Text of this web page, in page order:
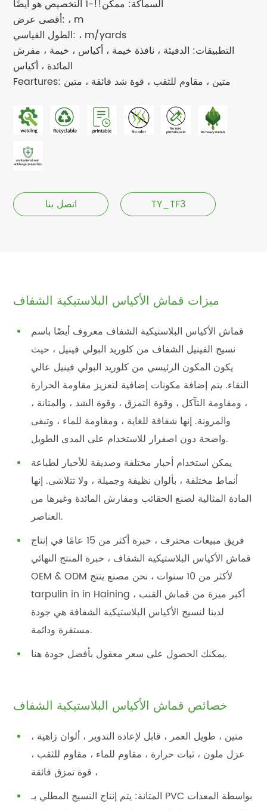
السماكة: ممكن!!-1 التخصيص هو أيضًا
أقصى عرض: ، m
الطول القياسي: ، m/yards
التطبيقات: الدفيئة ، نافذة خيمة ، أكياس ، خيمة ، مفرش
المائدة ، أكياس
Feartures: متين ، مقاوم للثقب ، قوة شد فائقة ، متين
اتصل بنا TY_TF3
ميزات قماش الأكياس البلاستيكية الشفاف
قماش الأكياس البلاستيكية الشفاف معروف أيضًا باسم
نسيج الفينيل الشفاف من كلوريد البولي فينيل ، حيث
يكون المكون الرئيسي من كلوريد البولي فينيل عالي
النقاء. يتم إضافة مكونات إضافية لتعزيز مقاومة الحرارة
، ومقاومة التآكل ، وقوة التمزق ، وقوة الشد ، والمتانة ،
والمرونة. إنها شفافة للغاية ، ومقاومة للماء ، وتبقى
واضحة دون اصفرار للاستخدام على المدى الطويل.
يمكن استخدام أحبار مختلفة وصديقة للأحبار لطباعة
أنماط مختلفة ، بألوان نظيفة وجميلة ، ولا تتلاشى. إنها
المادة المثالية لصنع الحقائب ومفارش المائدة وغيرها من
العناصر.
فريق مبيعات محترف ، خبرة أكثر من 15 عامًا في إنتاج
قماش الأكياس البلاستيكية الشفاف ، خبرة المنتج النهائي
OEM & ODM لأكثر من 10 سنوات ، نحن مصنع ينتج
tarpulin in in Haining ، أكبر ميزة من قماش القنب
لدينا لنسيج الأكياس البلاستيكية الشفافة هي جودة
مستقرة ودائمة.
يمكنك الحصول على سعر معقول بأفضل جودة هنا.
خصائص قماش الأكياس البلاستيكية الشفاف
متين ، طويل العمر ، قابل لإعادة التدوير ، ألوان زاهية ،
عزل ملون ، ثبات حرارة ، مقاوم للماء ، مقاوم للثقب ،
قوة تمزق فائقة ،
المتانة: يتم إنتاج النسيج المطلي بـ PVC بواسطة المعدات